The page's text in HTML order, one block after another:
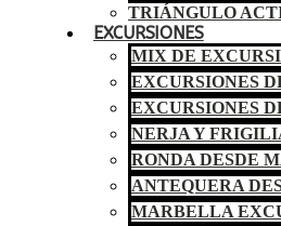
TRIÁNGULO
EXCURSIONES
MIX DE
EXCURSIONES
EXCURSIONES
NERJA Y
RONDA DESDE
ANTEQUERA
MARBELLA